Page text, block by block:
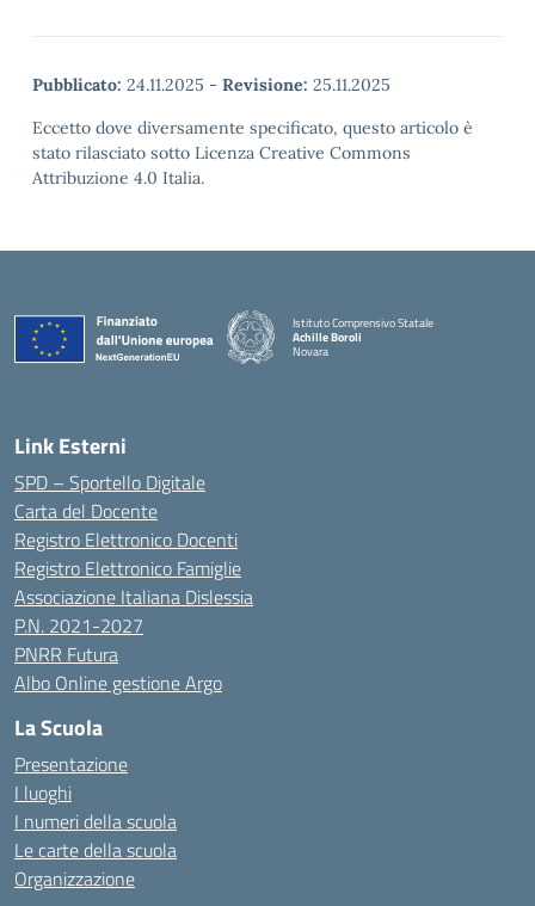
Pubblicato: 24.11.2025 - Revisione: 25.11.2025
Eccetto dove diversamente specificato, questo articolo è
stato rilasciato sotto Licenza Creative Commons
Attribuzione 4.0 Italia.
Istituto Comprensivo Statale
Achille Boroli
Novara
Link Esterni
SPD – Sportello Digitale
Carta del Docente
Registro Elettronico Docenti
Registro Elettronico Famiglie
Associazione Italiana Dislessia
P.N. 2021-2027
PNRR Futura
Albo Online gestione Argo
La Scuola
Presentazione
I luoghi
I numeri della scuola
Le carte della scuola
Organizzazione